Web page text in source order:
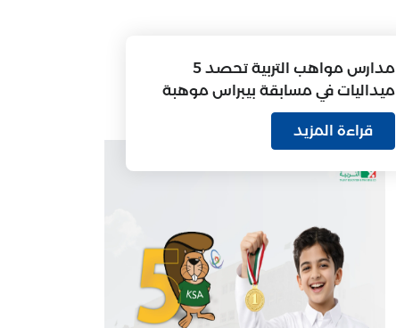
مدارس مواهب التربية تحصد 5
ميداليات في مسابقة بيبراس موهبة
للمعلوماتية
قراءة المزيد